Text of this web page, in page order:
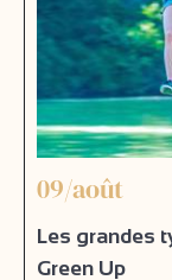
09/août
Les grandes
Green Up